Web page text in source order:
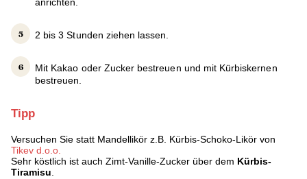
anrichten.
2 bis 3 Stunden ziehen lassen.
Mit Kakao oder Zucker bestreuen und mit Kürbiskernen
bestreuen.
Tipp
Versuchen Sie statt Mandellikör z.B. Kürbis-Schoko-Likör von
Tikev d.o.o.
Sehr köstlich ist auch Zimt-Vanille-Zucker über dem Kürbis-
Tiramisu.